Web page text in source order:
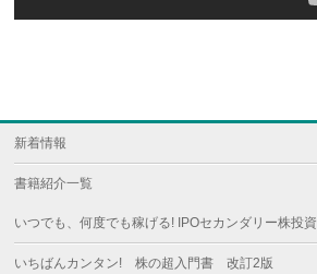
新着情報
書籍紹介一覧
いつでも、何度でも稼げる! IPOセカンダリー株投資
いちばんカンタン! 株の超入門書 改訂2版